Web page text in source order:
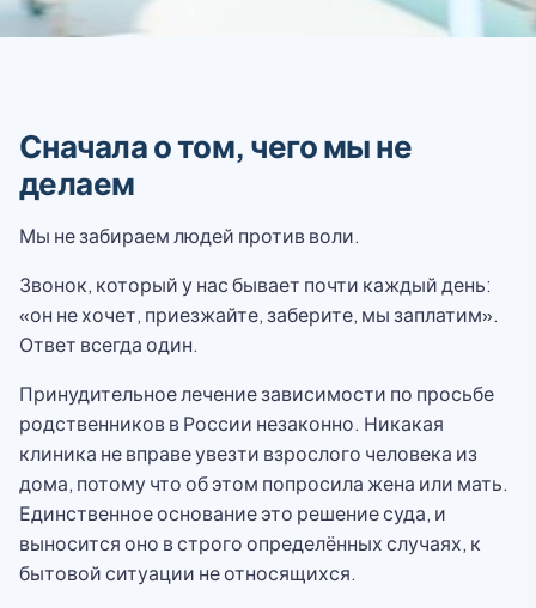
Сначала о том, чего мы не
делаем
Мы не забираем людей против воли.
Звонок, который у нас бывает почти каждый день:
«он не хочет, приезжайте, заберите, мы заплатим».
Ответ всегда один.
Принудительное лечение зависимости по просьбе
родственников в России незаконно. Никакая
клиника не вправе увезти взрослого человека из
дома, потому что об этом попросила жена или мать.
Единственное основание это решение суда, и
выносится оно в строго определённых случаях, к
бытовой ситуации не относящихся.